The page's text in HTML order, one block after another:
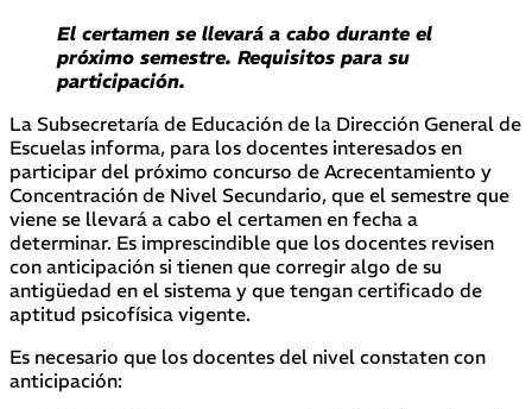
El certamen se llevará a cabo durante el
próximo semestre. Requisitos para su
participación.
La Subsecretaría de Educación de la Dirección General de
Escuelas informa, para los docentes interesados en
participar del próximo concurso de Acrecentamiento y
Concentración de Nivel Secundario, que el semestre que
viene se llevará a cabo el certamen en fecha a
determinar. Es imprescindible que los docentes revisen
con anticipación si tienen que corregir algo de su
antigüedad en el sistema y que tengan certificado de
aptitud psicofísica vigente.
Es necesario que los docentes del nivel constaten con
anticipación: